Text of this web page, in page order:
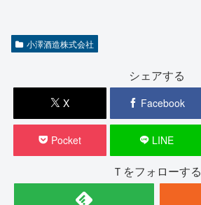
小澤酒造株式会社
シェアする
X Facebook
Pocket LINE
Ｔをフォローする